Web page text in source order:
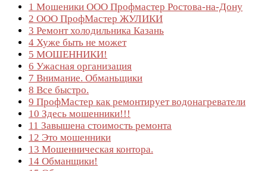
1 Мошеники ООО Профмастер Ростова-на-Дону
2 ООО ПрофМастер ЖУЛИКИ
3 Ремонт холодильника Казань
4 Хуже быть не может
5 МОШЕННИКИ!
6 Ужасная организация
7 Внимание. Обманьщики
8 Все быстро.
9 ПрофМастер как ремонтирует водонагреватели
10 Здесь мошенники!!!
11 Завышена стоимость ремонта
12 Это мошенники
13 Мошенническая контора.
14 Обманщики!